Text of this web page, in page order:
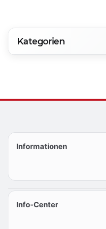
Kategorien
Informationen
Info-Center